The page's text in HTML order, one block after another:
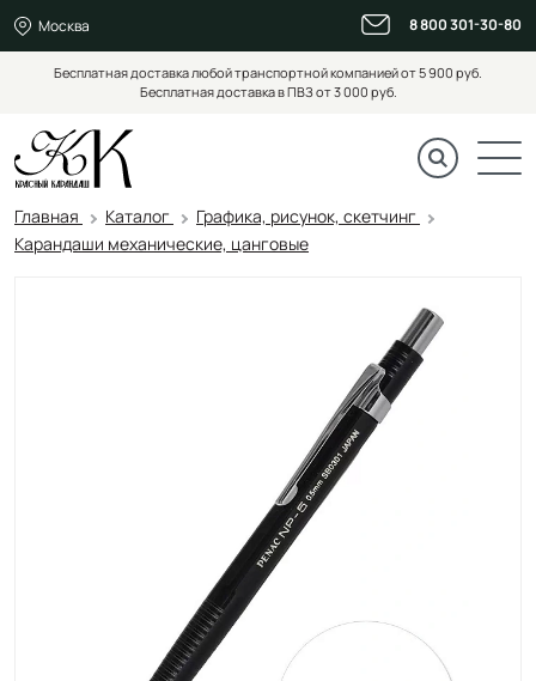
Москва 8 800 301-30-80
Бесплатная доставка любой транспортной компанией от 5 900 руб.
Бесплатная доставка в ПВЗ от 3 000 руб.
Главная Каталог
Графика, рисунок, скетчинг
Карандаши механические, цанговые